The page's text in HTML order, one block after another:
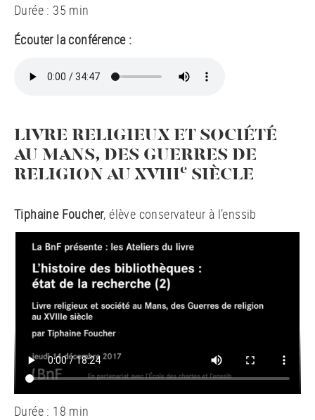
Durée : 35 min
Écouter la conférence :
LIVRE RELIGIEUX ET SOCIÉTÉ
AU MANS, DES GUERRES DE
RELIGION AU XVIIIe SIÈCLE
Tiphaine Foucher, élève conservateur à l’enssib
Durée : 18 min